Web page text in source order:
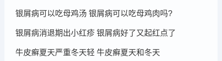
银屑病可以吃母鸡汤 银屑病可以吃母鸡肉吗?
银屑病消退期出小红疹 银屑病好了又起红点了
牛皮癣夏天严重冬天轻 牛皮癣夏天和冬天